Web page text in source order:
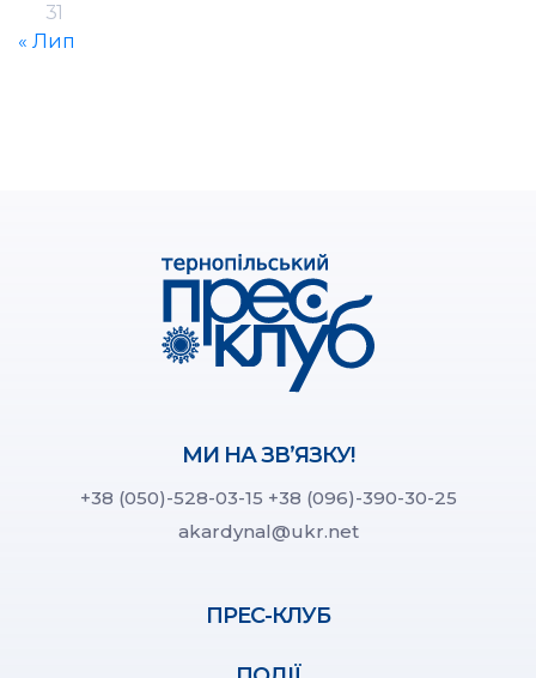
31
« Лип
МИ НА ЗВ’ЯЗКУ!
+38 (050)-528-03-15 +38 (096)-390-30-25
akardynal@ukr.net
ПРЕС-КЛУБ